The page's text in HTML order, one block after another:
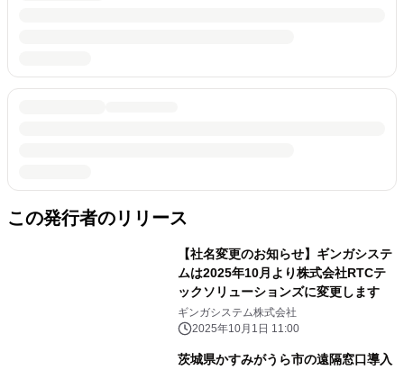
この発行者のリリース
【社名変更のお知らせ】ギンガシステ
ムは2025年10月より株式会社RTCテ
ックソリューションズに変更します
ギンガシステム株式会社
2025年10月1日 11:00
茨城県かすみがうら市の遠隔窓口導入